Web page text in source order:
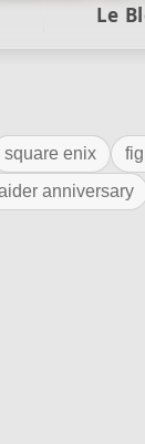
Le
square enix
anniversary